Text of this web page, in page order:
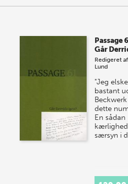
Passage
Går
Redigeret
Lund
"Jeg
bastant
dette
En sådan
særsyn i